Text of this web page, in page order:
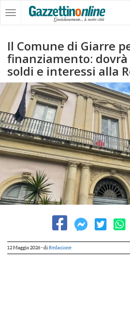
Il Comune di Giarre
finanziamento:
soldi e interessi alla
12 Maggio 2026- di Redazione